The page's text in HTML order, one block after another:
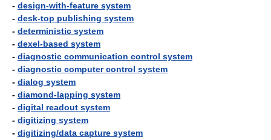
- design-with-feature system
- desk-top publishing system
- deterministic system
- dexel-based system
- diagnostic communication control system
- diagnostic computer control system
- dialog system
- diamond-lapping system
- digital readout system
- digitizing system
- digitizing/data capture system